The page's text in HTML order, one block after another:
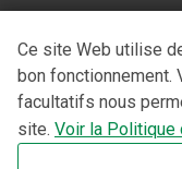
Ce site Web utilise
bon fonctionnement.
facultatifs nous
site. Voir la Politique